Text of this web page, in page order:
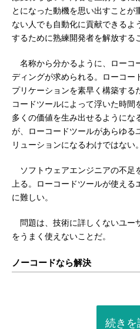
とになった動機を思い出すことが
ない人でも自動化に貢献できるよ
するために熟練開発者を解放する
名称から分かるように、ローコ
ディングが求められる。ローコー
プリケーションを素早く構築する
コードツールによって浮いた時間
多くの価値を生み出せるようにな
が、ローコードツールがあらゆる
リューションになるわけではない。
ソフトウェアエンジニアの不足
上る。ローコードツールが使え
に難しい。
問題は、技術に詳しくないユー
をうまく使えないことだ。
ノーコードなら解決
続きを